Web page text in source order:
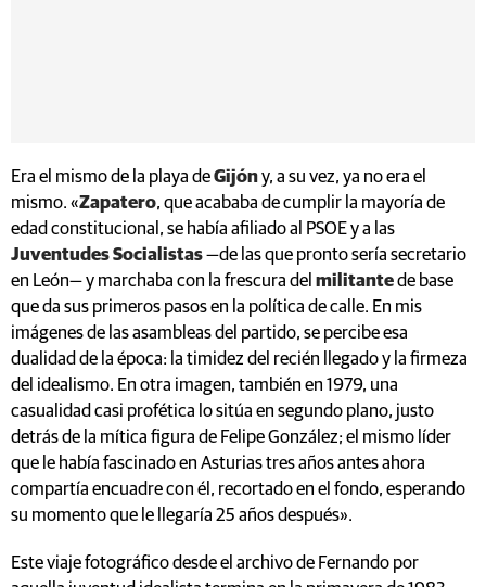
Era el mismo de la playa deGijóny, a su vez, ya no era el
mismo. «Zapatero, que acababa de cumplir la mayoría de
edad constitucional, se había afiliado al PSOE y a las
Juventudes Socialistas—de las que pronto sería secretario
en León— y marchaba con la frescura del militantede base
que da sus primeros pasos en la política de calle. En mis
imágenes de las asambleas del partido, se percibe esa
dualidad de la época: la timidez del recién llegado y la firmeza
del idealismo. En otra imagen, también en 1979, una
casualidad casi profética lo sitúa en segundo plano, justo
detrás de la mítica figura de Felipe González; el mismo líder
que le había fascinado en Asturias tres años antes ahora
compartía encuadre con él, recortado en el fondo, esperando
su momento que le llegaría 25 años después».
Este viaje fotográfico desde el archivo de Fernando por